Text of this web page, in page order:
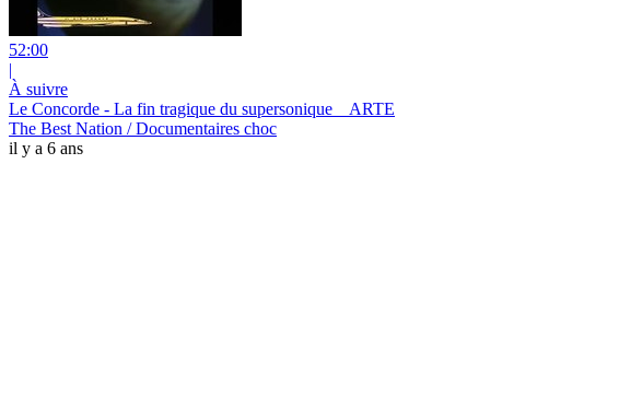
52:00
|
À suivre
Le Concorde - La fin tragique du supersonique _ ARTE
The Best Nation / Documentaires choc
il y a 6 ans